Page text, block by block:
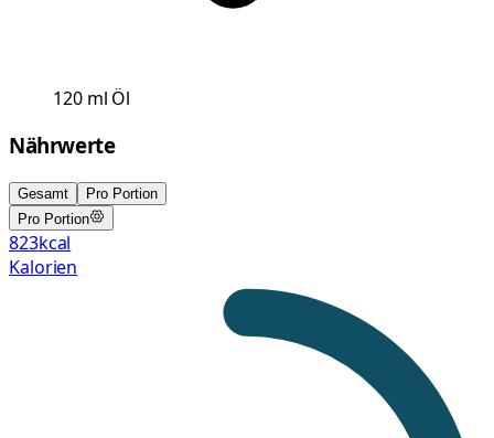
120 ml Öl
Nährwerte
Gesamt
Pro Portion
Pro Portion
823kcal
Kalorien